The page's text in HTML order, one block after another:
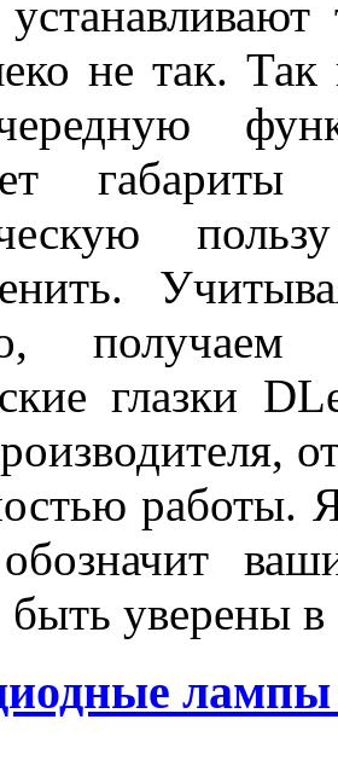
не так. Так
глазки
работы.
быть уверены